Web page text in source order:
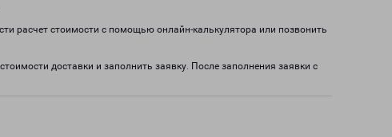
расчет стоимости с помощью онлайн-калькулятора или позвонить
доставки и заполнить заявку. После заполнения заявки с